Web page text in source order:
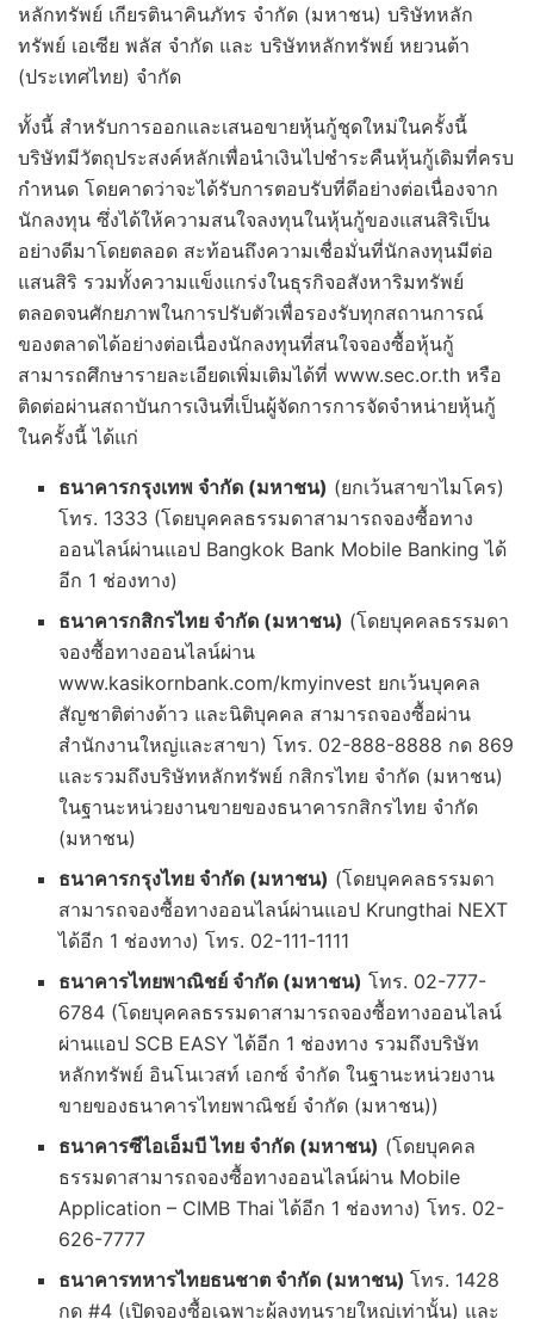
หลักทรัพย์ เกียรตินาคินภัทร จำกัด (มหาชน) บริษัทหลัก
ทรัพย์ เอเซีย พลัส จำกัด และ บริษัทหลักทรัพย์ หยวนต้า
(ประเทศไทย) จำกัด
ทั้งนี้ สำหรับการออกและเสนอขายหุ้นกู้ชุดใหม่ในครั้งนี้
บริษัทมีวัตถุประสงค์หลักเพื่อนำเงินไปชำระคืนหุ้นกู้เดิมที่ครบ
กำหนด โดยคาดว่าจะได้รับการตอบรับที่ดีอย่างต่อเนื่องจาก
นักลงทุน ซึ่งได้ให้ความสนใจลงทุนในหุ้นกู้ของแสนสิริเป็น
อย่างดีมาโดยตลอด สะท้อนถึงความเชื่อมั่นที่นักลงทุนมีต่อ
แสนสิริ รวมทั้งความแข็งแกร่งในธุรกิจอสังหาริมทรัพย์
ตลอดจนศักยภาพในการปรับตัวเพื่อรองรับทุกสถานการณ์
ของตลาดได้อย่างต่อเนื่องนักลงทุนที่สนใจจองซื้อหุ้นกู้
สามารถศึกษารายละเอียดเพิ่มเติมได้ที่ www.sec.or.th หรือ
ติดต่อผ่านสถาบันการเงินที่เป็นผู้จัดการการจัดจำหน่ายหุ้นกู้
ในครั้งนี้ ได้แก่
ธนาคารกรุงเทพ จำกัด (มหาชน) (ยกเว้นสาขาไมโคร)
โทร. 1333 (โดยบุคคลธรรมดาสามารถจองซื้อทาง
ออนไลน์ผ่านแอป Bangkok Bank Mobile Banking ได้
อีก 1 ช่องทาง)
ธนาคารกสิกรไทย จำกัด (มหาชน) (โดยบุคคลธรรมดา
จองซื้อทางออนไลน์ผ่าน
www.kasikornbank.com/kmyinvest ยกเว้นบุคคล
สัญชาติต่างด้าว และนิติบุคคล สามารถจองซื้อผ่าน
สำนักงานใหญ่และสาขา) โทร. 02-888-8888 กด 869
และรวมถึงบริษัทหลักทรัพย์ กสิกรไทย จำกัด (มหาชน)
ในฐานะหน่วยงานขายของธนาคารกสิกรไทย จำกัด
(มหาชน)
ธนาคารกรุงไทย จำกัด (มหาชน) (โดยบุคคลธรรมดา
สามารถจองซื้อทางออนไลน์ผ่านแอป Krungthai NEXT
ได้อีก 1 ช่องทาง) โทร. 02-111-1111
ธนาคารไทยพาณิชย์ จำกัด (มหาชน) โทร. 02-777-
6784 (โดยบุคคลธรรมดาสามารถจองซื้อทางออนไลน์
ผ่านแอป SCB EASY ได้อีก 1 ช่องทาง รวมถึงบริษัท
หลักทรัพย์ อินโนเวสท์ เอกซ์ จำกัด ในฐานะหน่วยงาน
ขายของธนาคารไทยพาณิชย์ จำกัด (มหาชน))
ธนาคารซีไอเอ็มบี ไทย จำกัด (มหาชน) (โดยบุคคล
ธรรมดาสามารถจองซื้อทางออนไลน์ผ่าน Mobile
Application – CIMB Thai ได้อีก 1 ช่องทาง) โทร. 02-
626-7777
ธนาคารทหารไทยธนชาต จำกัด (มหาชน)โทร. 1428
กด #4 (เปิดจองซื้อเฉพาะผู้ลงทุนรายใหญ่เท่านั้น) และ